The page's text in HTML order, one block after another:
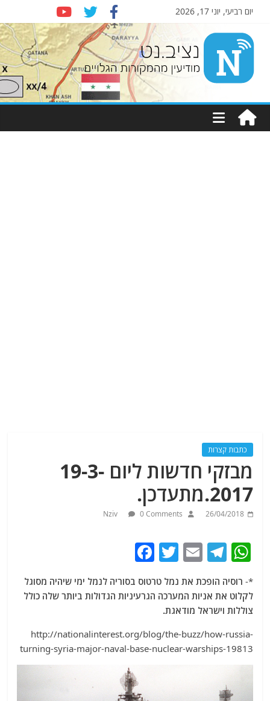
יום רביעי, יוני 17, 2026
Nziv.net
מודיעין
מהמקורות
כתבות קצרות
מבזקי חדשות ליום 19-3-
2017.מתעדכן.
26/04/2018
Nziv 0 Comments
W
at
s
A
p
p
T
e
g
ra
m
E
m
ai
l
T
itt
c
b
o
o
k
*- רוסיה הופכת את נמל טרטוס בסוריה לנמל ימי שיהיה מסוגל
לקלוט את אניות המערכה הגרעיניות הגדולות ביותר שלה כולל
צוללות וישראל מודאגת.
http://nationalinterest.org/blog/the-buzz/how-russia-
turning-syria-major-naval-base-nuclear-warships-19813